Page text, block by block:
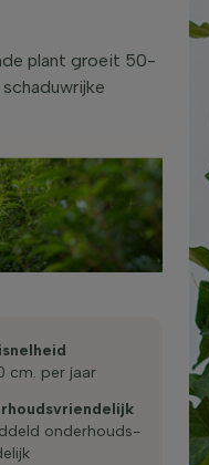
plant groeit 50-
cm. per jaar